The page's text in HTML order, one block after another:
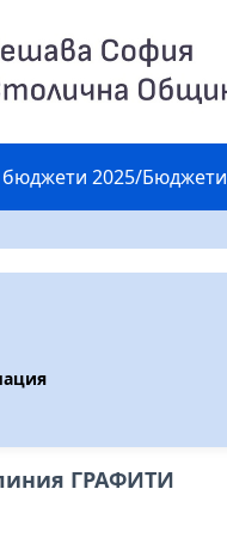
2025/Бюджети
ГРАФИТИ